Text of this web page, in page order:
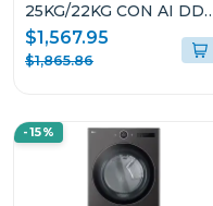
25KG/22KG CON AI DD
THINQ WK25BS6
$1,567.95
$1,865.86
-15%